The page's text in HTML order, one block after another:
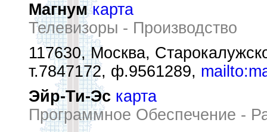
Магнум карта
Телевизоры - Производство
117630, Москва,
т.7847172, ф.9561289,
Эйр-Ти-Эс карта
Программное Обеспечение -